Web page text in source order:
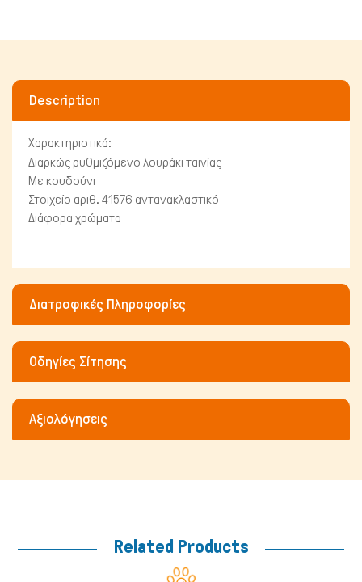
Πτηνά
Μικρά ζώα
Description
Χαρακτηριστικά:
Διαρκώς ρυθμιζόμενο λουράκι ταινίας
Με κουδούνι
Στοιχείο αριθ. 41576 αντανακλαστικό
Διάφορα χρώματα
Διατροφικές Πληροφορίες
Οδηγίες Σίτησης
Αξιολόγησεις
Related Products